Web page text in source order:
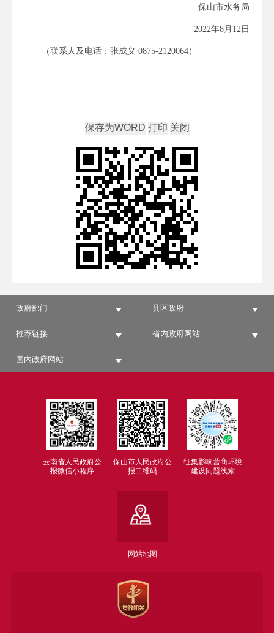
保山市水务局
2022年8月12日
（联系人及电话：张成义 0875-2120064）
政府部门 县区政府
推荐链接 省内政府网站
国内政府网站
云南省人民政府公
报微信小程序
保山市人民政府公
报二维码
征集影响营商环境
建设问题线索
网站地图